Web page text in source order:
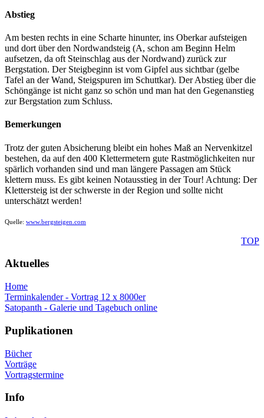
Abstieg
Am besten rechts in eine Scharte hinunter, ins Oberkar aufsteigen
und dort über den Nordwandsteig (A, schon am Beginn Helm
aufsetzen, da oft Steinschlag aus der Nordwand) zurück zur
Bergstation. Der Steigbeginn ist vom Gipfel aus sichtbar (gelbe
Tafel an der Wand, Steigspuren im Schuttkar). Der Abstieg über die
Schöngänge ist nicht ganz so schön und man hat den Gegenanstieg
zur Bergstation zum Schluss.
Bemerkungen
Trotz der guten Absicherung bleibt ein hohes Maß an Nervenkitzel
bestehen, da auf den 400 Klettermetern gute Rastmöglichkeiten nur
spärlich vorhanden sind und man längere Passagen am Stück
klettern muss. Es gibt keinen Notausstieg in der Tour! Achtung: Der
Klettersteig ist der schwerste in der Region und sollte nicht
unterschätzt werden!
Quelle: www.bergsteigen.com
TOP
Aktuelles
Home
Terminkalender - Vortrag 12 x 8000er
Satopanth - Galerie und Tagebuch online
Puplikationen
Bücher
Vorträge
Vortragstermine
Info